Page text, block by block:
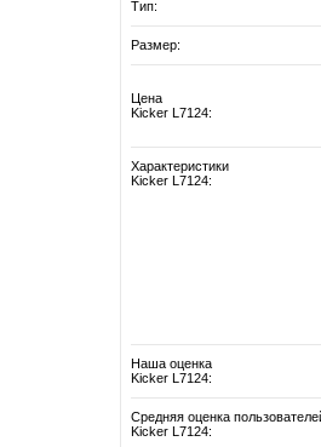
Тип:
Размер:
Цена
Kicker L7124:
Характеристики
Kicker L7124:
Наша оценка
Kicker L7124:
Средняя оценка
Kicker L7124: